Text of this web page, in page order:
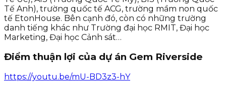
Tế Anh), trường quốc tế ACG, trường mầm non quốc
tế EtonHouse. Bên cạnh đó, còn có những trường
danh tiếng khác như Trường đại học RMIT, Đại học
Marketing, Đại học Cảnh sát…
Điểm thuận lợi của dự án Gem Riverside
https://youtu.be/mU-BD3z3-hY